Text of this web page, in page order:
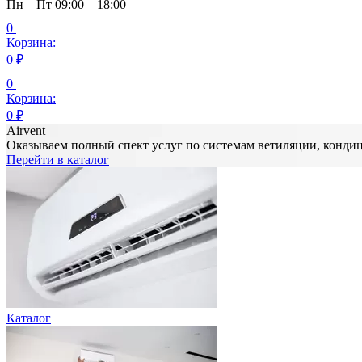
Пн—Пт 09:00—18:00
0
Корзина:
0 ₽
0
Корзина:
0 ₽
Airvent
Оказываем полный спект услуг по системам ветиляции,
Перейти в каталог
Каталог